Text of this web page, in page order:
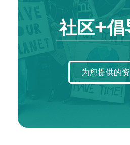
社区+倡
为您提供的